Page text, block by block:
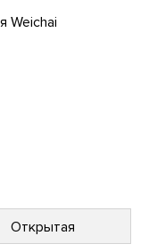
Открытая